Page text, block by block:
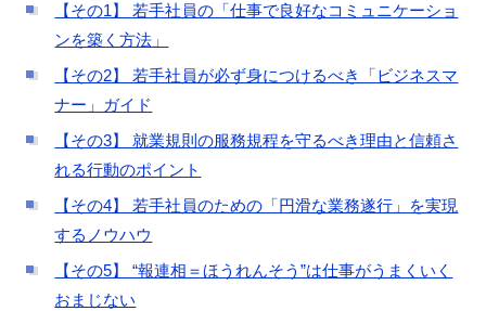
【その1】 若手社員の「仕事で良好なコミュニケーショ
ンを築く方法」
【その2】 若手社員が必ず身につけるべき「ビジネスマ
ナー」ガイド
【その3】 就業規則の服務規程を守るべき理由と信頼さ
れる行動のポイント
【その4】 若手社員のための「円滑な業務遂行」を実現
するノウハウ
【その5】 “報連相＝ほうれんそう”は仕事がうまくいく
おまじない